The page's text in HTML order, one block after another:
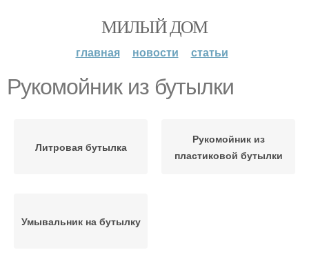
МИЛЫЙ ДОМ
главная новости статьи
Рукомойник из бутылки
Литровая бутылка
Рукомойник из
пластиковой бутылки
Умывальник на бутылку